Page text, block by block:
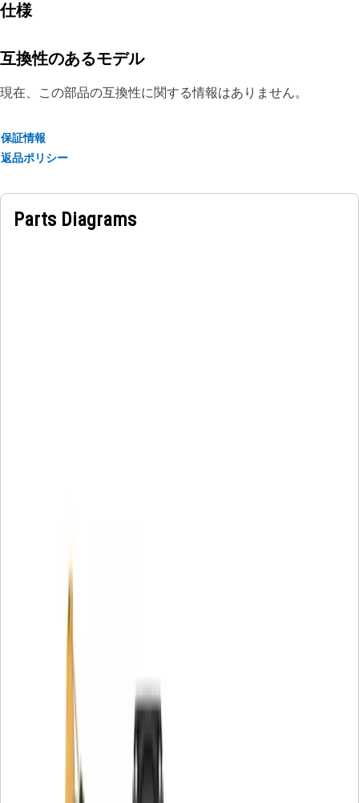
仕様
互換性のあるモデル
現在、この部品の互換性に関する情報はありません。
保証情報
返品ポリシー
Parts Diagrams